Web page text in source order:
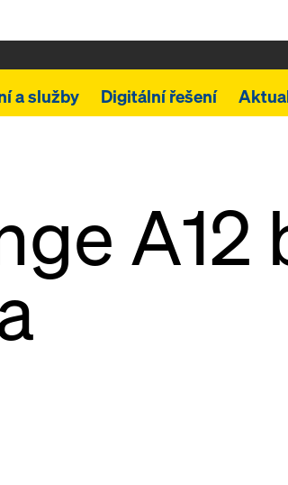
a služby Digitální řešení
A12